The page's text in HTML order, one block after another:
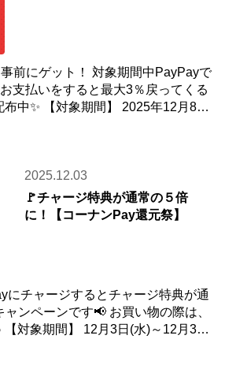
対象期間中PayPayで
支払いをすると最大3％戻ってくる
年12月8日
2025.12.03
🚩チャージ特典が通常の５倍
に！【コーナンPay還元祭】
にチャージするとチャージ特典が通
ンペーンです📢 お買い物の際は、